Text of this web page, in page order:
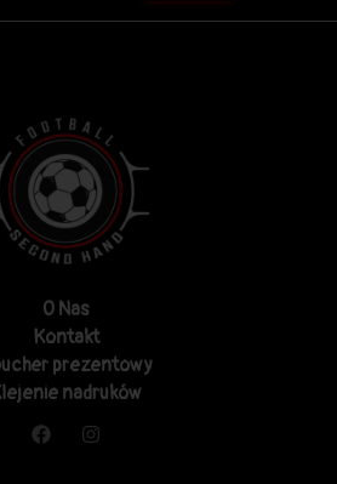
O Nas
Kontakt
prezentowy
nadruków